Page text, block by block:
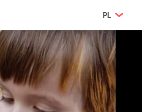
PL